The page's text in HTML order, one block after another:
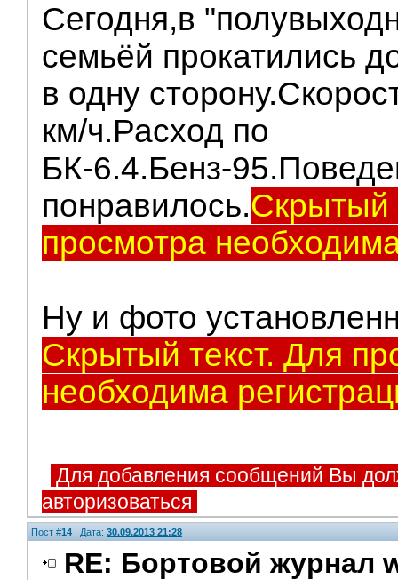
Сегодня,в
семьёй прокатились
в одну
км/ч.Расход по
БК-6.4.Бенз-
понравилось.Скрытый
просмотра
Ну и фото
Скрытый текст. Для
необходима
Для добавления сообщений Вы
авторизоваться
Пост #14Дата: 30.09.2013 21:28
RE: Бортовой журнал